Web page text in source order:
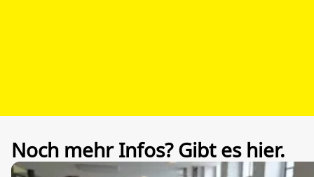
Noch mehr Infos? Gibt es hier.